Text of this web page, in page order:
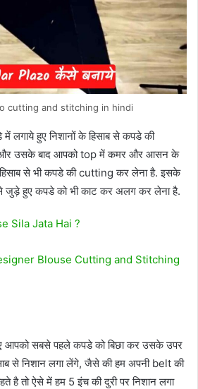
cutting and stitching in hindi
लगाये हुए निशानों के हिसाब से कपडे की
उसके बाद आपको top में कमर और आसन के
से भी कपडे की cutting कर लेना है. इसके
जुड़े हुए कपडे को भी काट कर अलग कर लेना है.
Sila Jata Hai ?
Blouse Cutting and Stitching
सबसे पहले कपडे को बिछा कर उसके उपर
से निशान लगा लेंगे, जैसे की हम अपनी belt की
है तो ऐसे में हम 5 इंच की दुरी पर निशान लगा